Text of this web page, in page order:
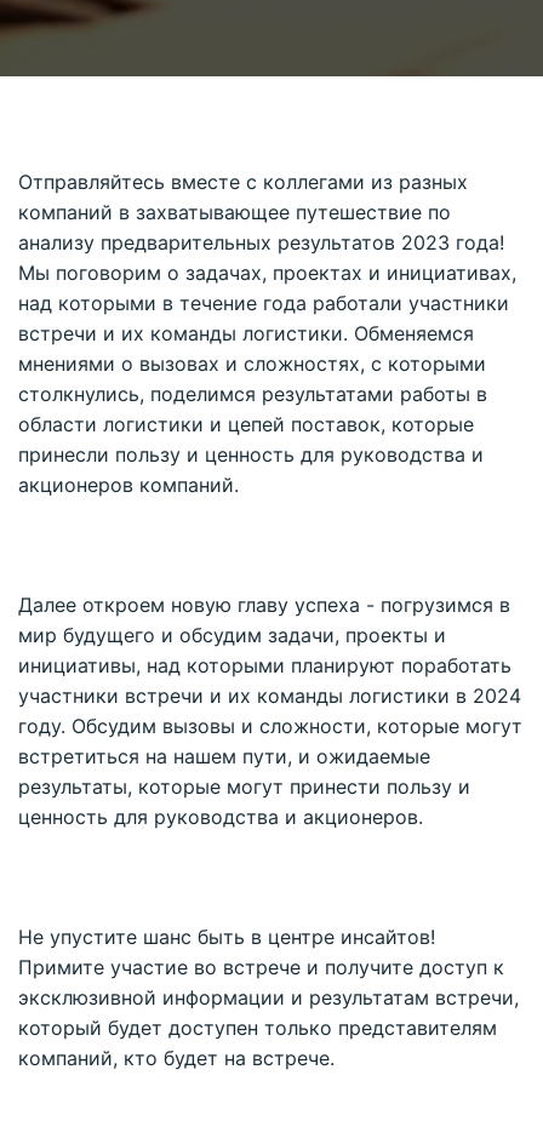
Отправляйтесь вместе с коллегами из разных
компаний в захватывающее путешествие по
анализу предварительных результатов 2023 года!
Мы поговорим о задачах, проектах и инициативах,
над которыми в течение года работали участники
встречи и их команды логистики. Обменяемся
мнениями о вызовах и сложностях, с которыми
столкнулись, поделимся результатами работы в
области логистики и цепей поставок, которые
принесли пользу и ценность для руководства и
акционеров компаний.
Далее откроем новую главу успеха - погрузимся в
мир будущего и обсудим задачи, проекты и
инициативы, над которыми планируют поработать
участники встречи и их команды логистики в 2024
году. Обсудим вызовы и сложности, которые могут
встретиться на нашем пути, и ожидаемые
результаты, которые могут принести пользу и
ценность для руководства и акционеров.
Не упустите шанс быть в центре инсайтов!
Примите участие во встрече и получите доступ к
эксклюзивной информации и результатам встречи,
который будет доступен только представителям
компаний, кто будет на встрече.